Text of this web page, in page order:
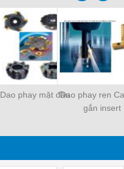
Dao phay mặt đầuDao phay ren
gắn insert